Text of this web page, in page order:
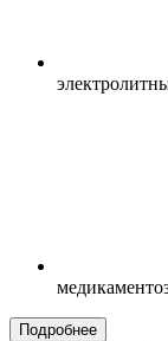
Подробнее